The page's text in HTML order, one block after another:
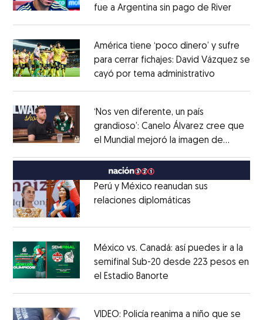
fue a Argentina sin pago de RiverOpens
América tiene ‘poco dinero’ y sufre
para cerrar fichajes: David Vázquez se
cayó por tema administrativo
‘Nos ven diferente, un país
grandioso’: Canelo Álvarez cree que
el Mundial mejoró la imagen de
MéxicoOpens in new window
Perú y México reanudan sus
relaciones diplomáticas
México vs. Canadá: así puedes ir a la
semifinal Sub-20 desde 223 pesos en
el Estadio Banorte
VIDEO: Policía reanima a niño que se